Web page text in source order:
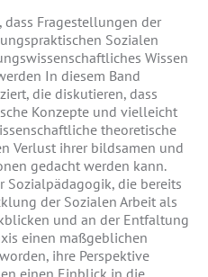
dass Fragestellungen der
Sozialen
Wissen
In diesem Band
die diskutieren, dass
Konzepte und vielleicht
theoretische
Verlust ihrer bildsamen und
gedacht werden kann.
Sozialpädagogik, die bereits
der Sozialen Arbeit als
und an der Entfaltung
einen maßgeblichen
ihre Perspektive
einen Einblick in die